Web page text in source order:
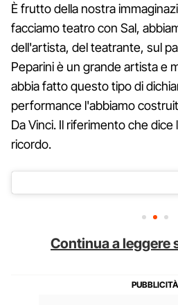
È frutto della nostra
facciamo teatro con Sal,
dell'artista, del teatrante, sul
Peparini è un grande artista e
abbia fatto questo tipo di
performance l'abbiamo
Da Vinci. Il riferimento che
ricordo.
Continua a leggere